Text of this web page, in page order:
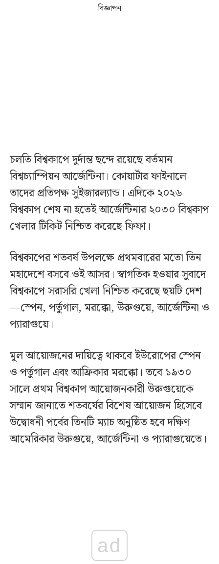
বিজ্ঞাপন
চলতি বিশ্বকাপে দুর্দান্ত ছন্দে রয়েছে বর্তমান
বিশ্বচ্যাম্পিয়ন আর্জেন্টিনা। কোয়ার্টার ফাইনালে
তাদের প্রতিপক্ষ সুইজারল্যান্ড। এদিকে ২০২৬
বিশ্বকাপ শেষ না হতেই আর্জেন্টিনার ২০৩০ বিশ্বকাপ
খেলার টিকিট নিশ্চিত করেছে ফিফা।
বিশ্বকাপের শতবর্ষ উপলক্ষে প্রথমবারের মতো তিন
মহাদেশে বসবে ওই আসর। স্বাগতিক হওয়ার সুবাদে
বিশ্বকাপে সরাসরি খেলা নিশ্চিত করেছে ছয়টি দেশ
—স্পেন, পর্তুগাল, মরক্কো, উরুগুয়ে, আর্জেন্টিনা ও
প্যারাগুয়ে।
মূল আয়োজনের দায়িত্বে থাকবে ইউরোপের স্পেন
ও পর্তুগাল এবং আফ্রিকার মরক্কো। তবে ১৯৩০
সালে প্রথম বিশ্বকাপ আয়োজনকারী উরুগুয়েকে
সম্মান জানাতে শতবর্ষের বিশেষ আয়োজন হিসেবে
উদ্বোধনী পর্বের তিনটি ম্যাচ অনুষ্ঠিত হবে দক্ষিণ
আমেরিকার উরুগুয়ে, আর্জেন্টিনা ও প্যারাগুয়েতে।
ad